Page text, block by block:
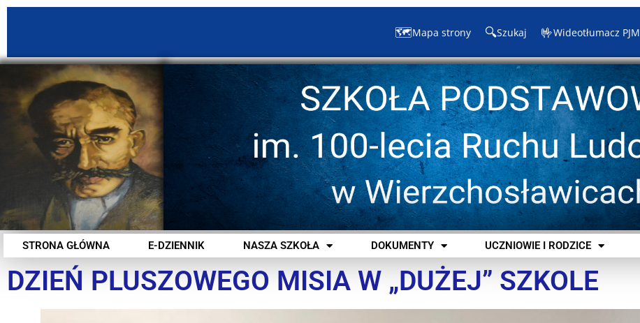
🗺️Mapa strony 🔍Szukaj 🤟Wideotłumacz PJM
STRONA GŁÓWNA E-DZIENNIK NASZA SZKOŁA DOKUMENTY UCZNIOWIE I RODZICE
DZIEŃ PLUSZOWEGO MISIA W „DUŻEJ” SZKOLE